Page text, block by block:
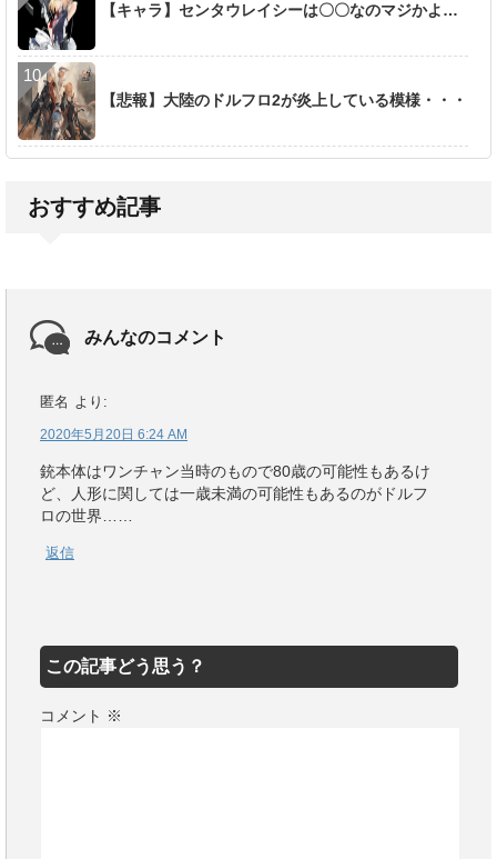
【キャラ】センタウレイシーは〇〇なのマジかよ…
【悲報】大陸のドルフロ2が炎上している模様・・・
おすすめ記事
みんなのコメント
匿名 より:
2020年5月20日 6:24 AM
銃本体はワンチャン当時のもので80歳の可能性もあるけ
ど、人形に関しては一歳未満の可能性もあるのがドルフ
ロの世界……
返信
この記事どう思う？
コメント ※